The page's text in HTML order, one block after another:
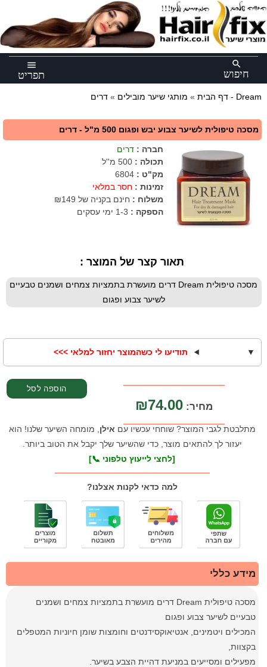
menu
תפריט
search
חיפוש
דף הבית » מותגי שיער מובילים » דרים - Dream
מסכה טיפולית לשיער צבוע יבש ופגום 500 מ"ל - דרים
חברה : דרים
תכולה : 500 מ''ל
מק"ט :
6804
זמינות : חסר במלאי
משלוח : חינם בקניה של ₪149
הספקה : 1-3 ימי עסקים
תאור קצר של המוצר :
מסכה טיפולית Dream דרים מועשרת בתמציות צמחים ושמנים טבעיים
לשיער צבוע ופגום
תודיעו לי כשהמוצר יחזור למלאי >>>
מחיר: ₪74.00
הוספה לסל
מתלבטת לגבי המוצר? שוחחי עכשיו עם אילן , מומחה השיער שלנו! הוא
יעזור לך להתאים מוצר, כדי שהשיער שלך יקבל את הטוב ביותר.
[לחצי לייעוץ טלפוני 📞]
למה כדאי לקנות אצלנו?
מידע כללי
מסכה טיפולית Dream דרים מועשרת בתמציות צמחים ושמנים
טבעיים לשיער צבוע ופגום
המכילים ויטמינים, אנטיאוקסידנטים וחומצות שומן חיוניות המטפלים
בקצוות,
מפעילים ומסייעים במניעת דהיית הצבע בשיער.
×